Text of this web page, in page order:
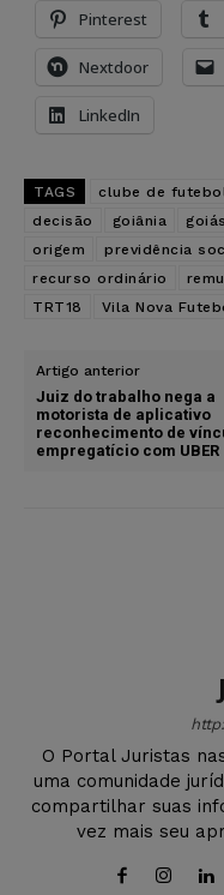
Pinterest
Nextdoor
LinkedIn
TAGS clube de
decisão
goiânia goiás
origem
previdência
recurso ordinário
TRT18
Vila Nova
Artigo anterior
Juiz do trabalho nega a
motorista de aplicativo
reconhecimento de
empregatício com UBER
O Portal Juristas
uma comunidade
compartilhar suas
vez mais seu